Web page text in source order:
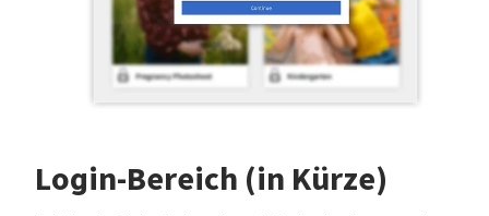
Login-Bereich (in Kürze)